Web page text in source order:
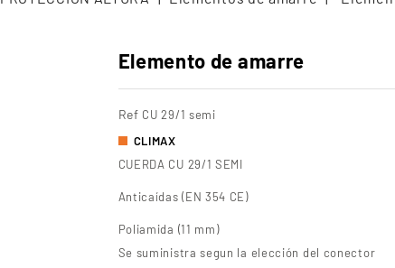
Elemento de amarre
Ref CU 29/1 semi
CLIMAX
CUERDA CU 29/1 SEMI
Anticaídas (EN 354 CE)
Poliamida (11 mm)
Se suministra segun la elección del conector